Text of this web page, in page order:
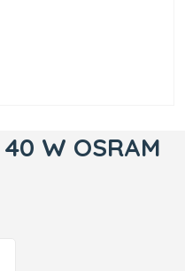
W OSRAM